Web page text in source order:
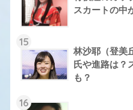
スカートの中
15
林沙耶（登美
氏や進路は？
も？
16